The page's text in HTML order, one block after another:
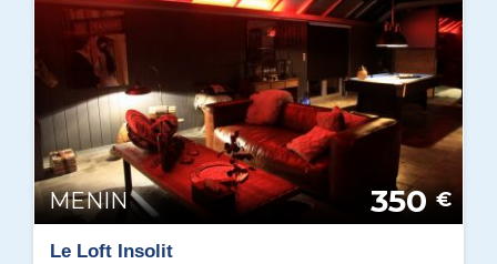
MENIN 350 €
Le Loft Insolit